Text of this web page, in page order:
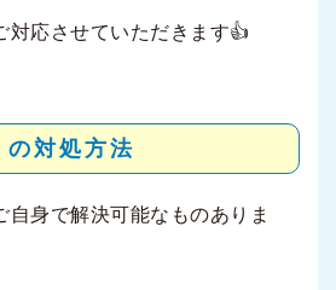
対応させていただきます👍
の対処方法
自身で解決可能なものありま